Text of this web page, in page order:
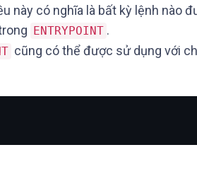
này có nghĩa là bất kỳ lệnh nào
ENTRYPOINT .
cũng có thể được sử dụng với